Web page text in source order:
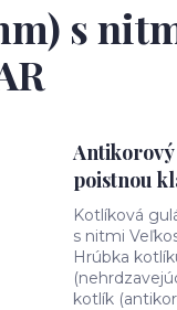
s
Antikorový
poistnou
Kotlíková
s nitmi
Hrúbka
kotlík